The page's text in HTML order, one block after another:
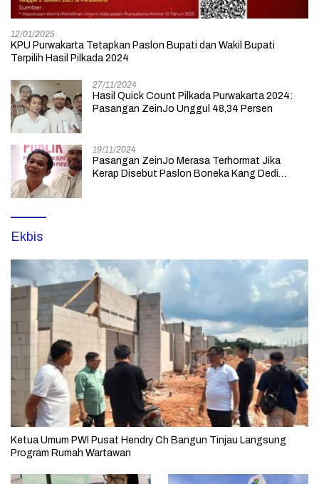
12/01/2025
KPU Purwakarta Tetapkan Paslon Bupati dan Wakil Bupati
Terpilih Hasil Pilkada 2024
27/11/2024
Hasil Quick Count Pilkada Purwakarta 2024:
Pasangan ZeinJo Unggul 48,34 Persen
19/11/2024
Pasangan ZeinJo Merasa Terhormat Jika
Kerap Disebut Paslon Boneka Kang Dedi
Ekbis
Ketua Umum PWI Pusat Hendry Ch Bangun Tinjau Langsung
Program Rumah Wartawan